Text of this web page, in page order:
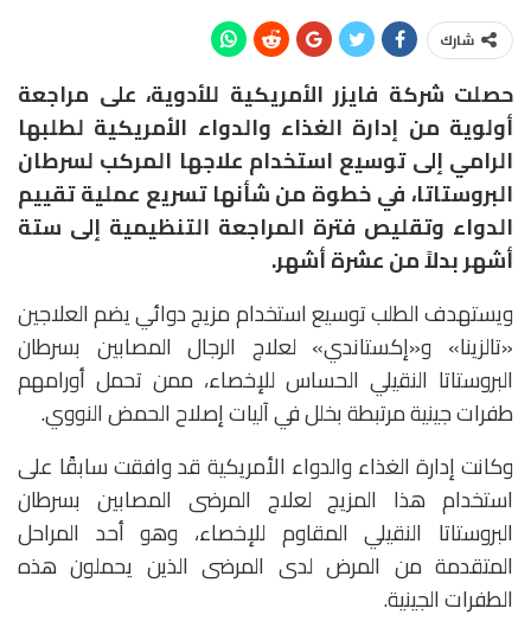
شارك
حصلت شركة فايزر الأمريكية للأدوية، على مراجعة
أولوية من إدارة الغذاء والدواء الأمريكية لطلبها
الرامي إلى توسيع استخدام علاجها المركب لسرطان
البروستاتا، في خطوة من شأنها تسريع عملية تقييم
الدواء وتقليص فترة المراجعة التنظيمية إلى ستة
أشهر بدلاً من عشرة أشهر.
ويستهدف الطلب توسيع استخدام مزيج دوائي يضم العلاجين
«تالزينا» و«إكستاندي» لعلاج الرجال المصابين بسرطان
البروستاتا النقيلي الحساس للإخصاء، ممن تحمل أورامهم
طفرات جينية مرتبطة بخلل في آليات إصلاح الحمض النووي.
وكانت إدارة الغذاء والدواء الأمريكية قد وافقت سابقًا على
استخدام هذا المزيج لعلاج المرضى المصابين بسرطان
البروستاتا النقيلي المقاوم للإخصاء، وهو أحد المراحل
المتقدمة من المرض لدى المرضى الذين يحملون هذه
الطفرات الجينية.